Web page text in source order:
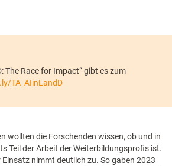
The Race for Impact“ gibt es zum
TA_AIinLandD
wollten die Forschenden wissen, ob und in
Teil der Arbeit der Weiterbildungsprofis ist.
Einsatz nimmt deutlich zu. So gaben 2023